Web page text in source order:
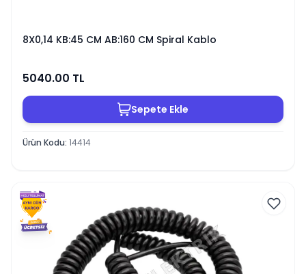
8X0,14 KB:45 CM AB:160 CM Spiral Kablo
5040.00 TL
Sepete Ekle
Ürün Kodu: 14414